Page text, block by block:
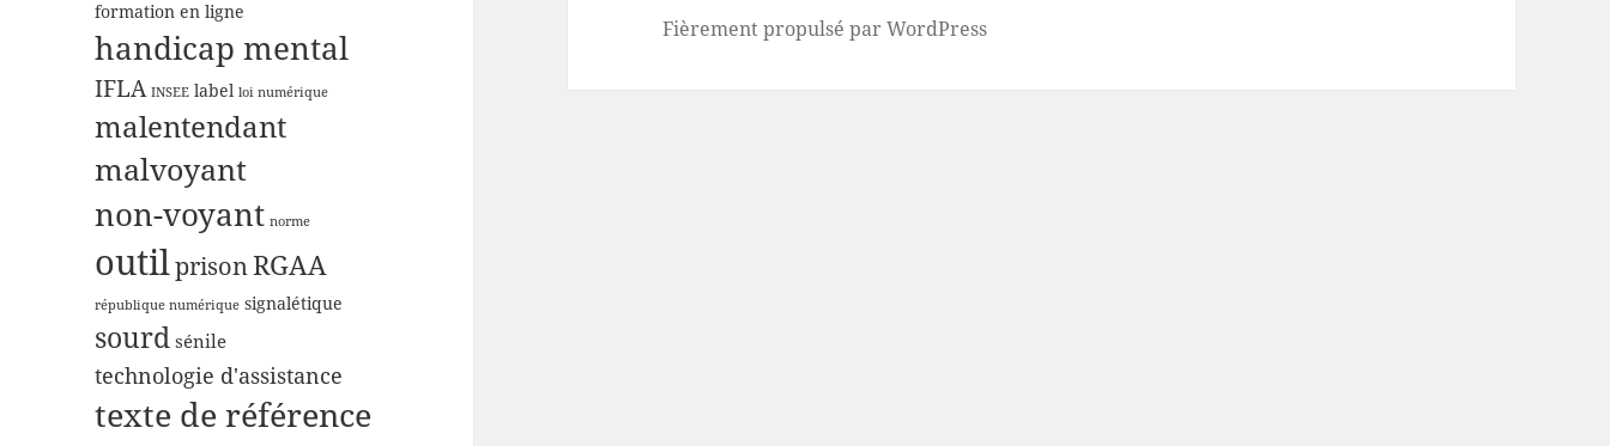
formation en ligne
handicap mental
IFLA INSEE label loi numérique
malentendant
malvoyant
non-voyant norme
outilprisonRGAA
république numérique signalétique
sourdsénile
technologie d'assistance
texte de référence
Fièrement propulsé par WordPress